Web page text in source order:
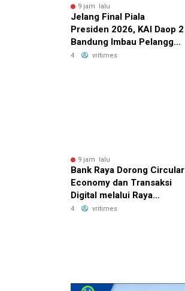
9 jam lalu
Jelang Final Piala
Presiden 2026, KAI Daop 2
Bandung Imbau Pelanggan
Datang Lebih Awal ke
4 vritimes
9 jam lalu
Bank Raya Dorong Circular
Economy dan Transaksi
Digital melalui Raya
Preloved Bazaar Vol.2
4 vritimes